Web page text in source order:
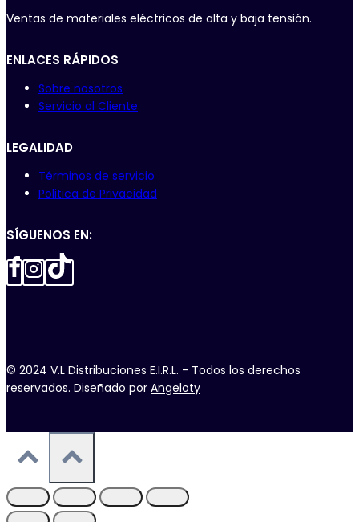
Ventas de materiales eléctricos de alta y baja tensión.
ENLACES RÁPIDOS
Sobre nosotros
Servicio al Cliente
LEGALIDAD
Términos de servicio
Politica de Privacidad
SÍGUENOS EN:
© 2024 V.L Distribuciones E.I.R.L. - Todos los derechos
reservados. Diseñado por Angeloty